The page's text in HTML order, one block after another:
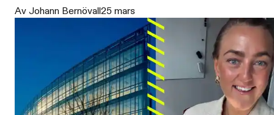
Av Johann Bernövall25 mars